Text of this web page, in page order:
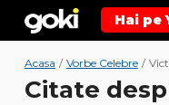
Hai pe
Acasa / Vorbe Celebre /
Citate